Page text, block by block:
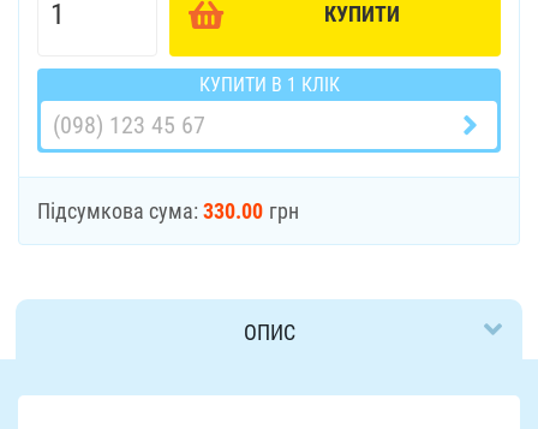
КУПИТИ
КУПИТИ В 1 КЛІК
Підсумкова сума: 330.00 грн
ОПИС
ДОСТАВКА